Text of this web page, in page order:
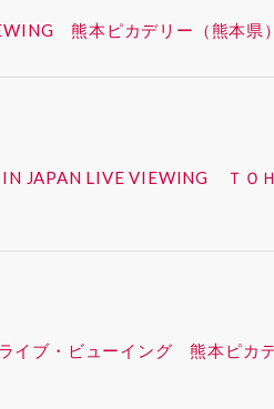
熊本ピカデリー（熊本県
JAPAN LIVE VIEWING ＴＯ
イブ・ビューイング 熊本ピカ